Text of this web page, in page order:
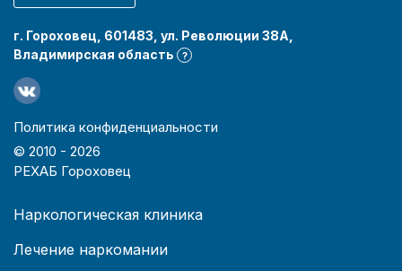
г. Гороховец, 601483, ул. Революции 38А,
Владимирская область
?
Политика конфиденциальности
© 2010 - 2026
РЕХАБ Гороховец
Наркологическая клиника
Лечение наркомании